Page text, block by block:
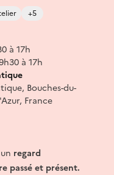
+5
à 17h
à 17h
Bouches-du-
France
regard
passé et présent.